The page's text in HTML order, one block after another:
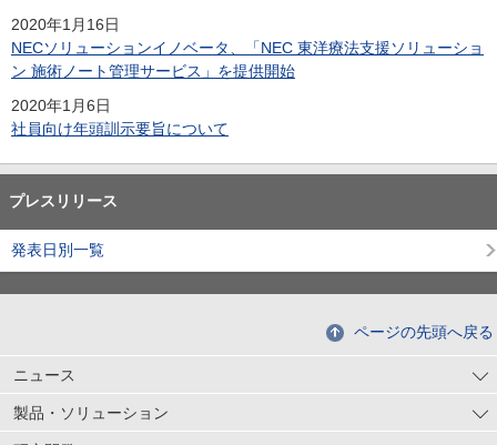
2020年1月16日
NECソリューションイノベータ、「NEC 東洋療法支援ソリューショ
ン 施術ノート管理サービス」を提供開始
2020年1月6日
社員向け年頭訓示要旨について
プレスリリース
発表日別一覧
ページの先頭へ戻る
ニュース
製品・ソリューション